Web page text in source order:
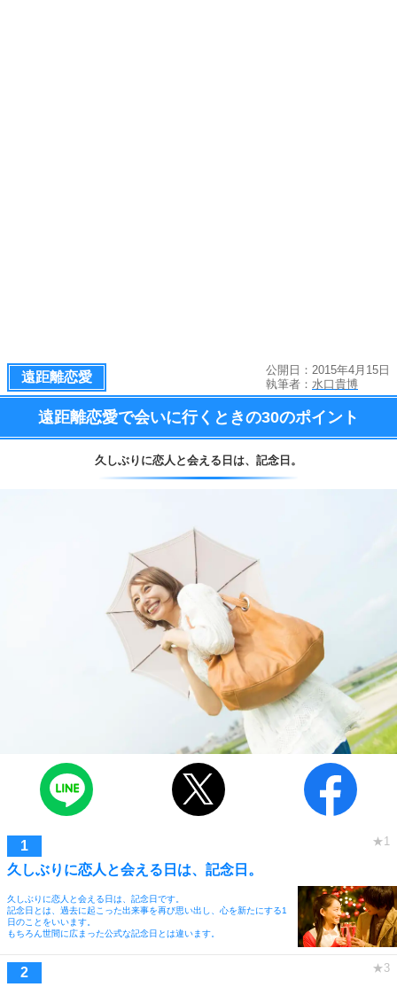
遠距離恋愛
公開日：2015年4月15日
執筆者： 水口貴博
遠距離恋愛で会いに行くときの30のポイント
久しぶりに恋人と会える日は、 記念日。
久しぶりに恋人と会える日は、記念日。
久しぶりに恋人と会える日は、記念日です。
記念日とは、過去に起こった出来事を再び思い出し、心を新たにする1
日のことをいいます。
もちろん世間に広まった公式な記念日とは違います。